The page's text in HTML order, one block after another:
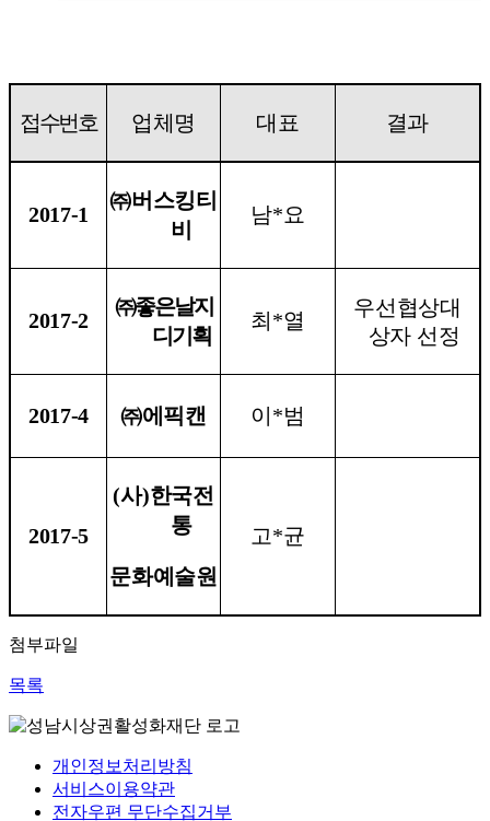
접수번호 업체명 대표 결과
2017-1
㈜버스킹티
비
남*요
2017-2
㈜좋은날지
디기획
최 *열
우선협상대
상자 선정
2017-4 ㈜에픽캔 이 *범
2017-5
(사)한국전
통
문화예술원
고*균
첨부파일
목록
개인정보처리방침
서비스이용약관
전자우편 무단수집거부